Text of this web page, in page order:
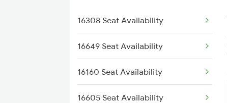
6308 Can Allp Spl
6323 Cbe Maq Express
6324 Maq Cbe Express
6333 Vrl Tvc Special
16308 Seat Availability
16649 Seat Availability
16160 Seat Availability
16605 Seat Availability